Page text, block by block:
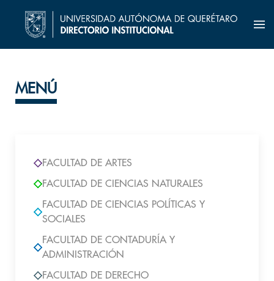
MENÚ
FACULTAD DE ARTES
FACULTAD DE CIENCIAS NATURALES
FACULTAD DE CIENCIAS POLÍTICAS Y
SOCIALES
FACULTAD DE CONTADURÍA Y
ADMINISTRACIÓN
FACULTAD DE DERECHO